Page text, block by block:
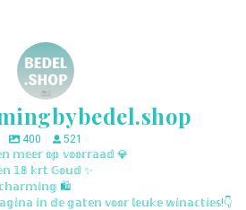
400
521
𝕞𝕖𝕖𝕣 𝕠𝕡 𝕧𝕠𝕠𝕣𝕣𝕒𝕒𝕕 💎
𝟙𝟠 𝕜𝕣𝕥 𝔾𝕠𝕦𝕕 ✨
🛍️
𝕚𝕟 𝕕𝕖 𝕘𝕒𝕥𝕖𝕟 𝕧𝕠𝕠𝕣 𝕝𝕖𝕦𝕜𝕖 𝕨𝕚𝕟𝕒𝕔𝕥𝕚𝕖𝕤!👇